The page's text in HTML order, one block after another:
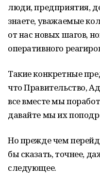
люди, предприятия,
знаете, уважаемые
от нас новых шагов,
оперативного
Такие конкретные
что Правительство,
все вместе мы
давайте мы их
Но прежде чем
бы сказать, точнее,
следующее.